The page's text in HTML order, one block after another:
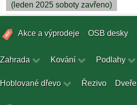
(leden 2025 soboty zavřeno)
Akce a výprodeje OSB desky
Zahrada Kování Podlahy
Hoblované dřevo Řezivo Dveře